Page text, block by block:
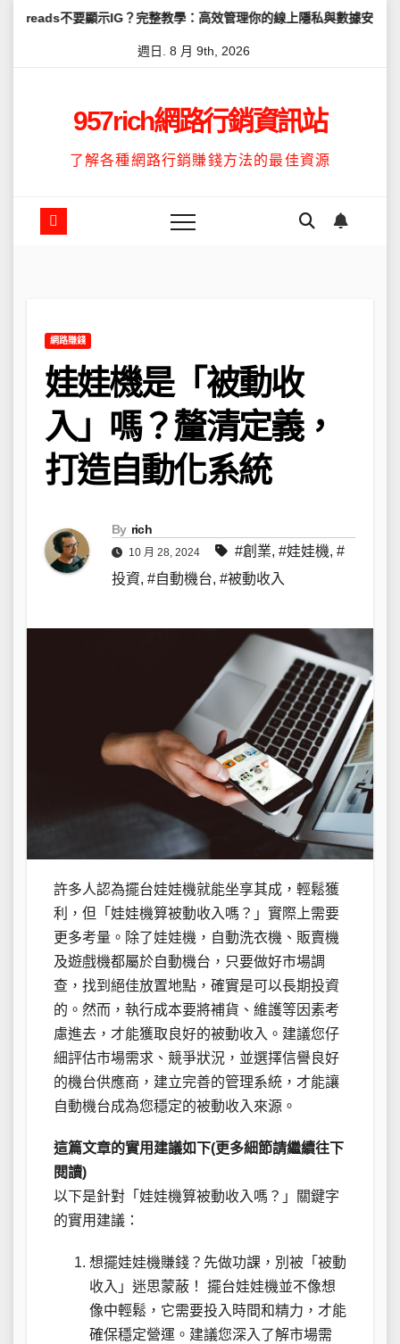
IG？完整教學：高效管理你的線上隱私與數據安全 怎麼讓
週日. 8 月 9th, 2026
957rich網路行銷資訊站
了解各種網路行銷賺錢方法的最佳資源
網路賺錢
娃娃機是「被動收
入」嗎？釐清定義，
打造自動化系統
By rich
10 月 28, 2024 #創業, #娃娃機, #
投資, #自動機台, #被動收入
許多人認為擺台娃娃機就能坐享其成，輕鬆獲
利，但「娃娃機算被動收入嗎？」實際上需要
更多考量。除了娃娃機，自動洗衣機、販賣機
及遊戲機都屬於自動機台，只要做好市場調
查，找到絕佳放置地點，確實是可以長期投資
的。然而，執行成本要將補貨、維護等因素考
慮進去，才能獲取良好的被動收入。建議您仔
細評估市場需求、競爭狀況，並選擇信譽良好
的機台供應商，建立完善的管理系統，才能讓
自動機台成為您穩定的被動收入來源。
這篇文章的實用建議如下(更多細節請繼續往下
閱讀)
以下是針對「娃娃機算被動收入嗎？」關鍵字
的實用建議：
想擺娃娃機賺錢？先做功課，別被「被動
收入」迷思蒙蔽！ 擺台娃娃機並不像想
像中輕鬆，它需要投入時間和精力，才能
確保穩定營運。建議您深入了解市場需